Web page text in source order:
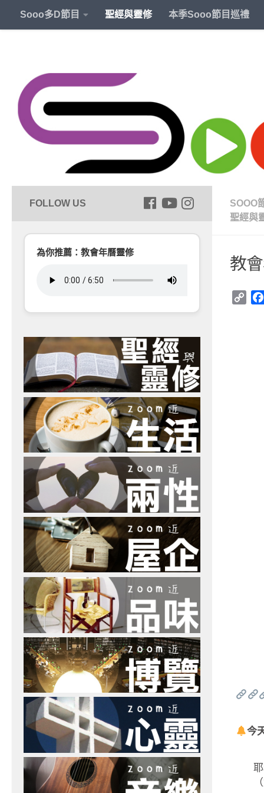
Sooo多D節目 聖經與靈修 本季Sooo節目巡禮
SOOO
聖經與
教
今
為你推薦：教會年曆靈修